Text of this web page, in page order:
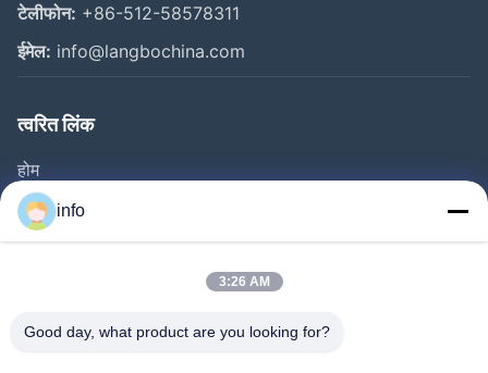
टेलीफोन: +86-512-58578311
ईमेल: info@langbochina.com
त्वरित लिंक
होम
उत्पाद
वीडियो
फैक्टरी यात्रा
info
3:26 AM
Good day, what product are you looking for?